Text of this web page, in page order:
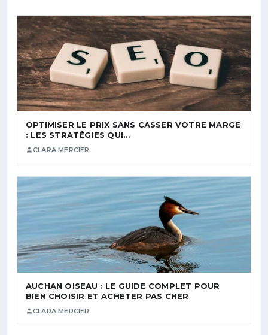
OPTIMISER LE PRIX SANS CASSER VOTRE MARGE
: LES STRATÉGIES QUI…
CLARA MERCIER
AUCHAN OISEAU : LE GUIDE COMPLET POUR
BIEN CHOISIR ET ACHETER PAS CHER
CLARA MERCIER